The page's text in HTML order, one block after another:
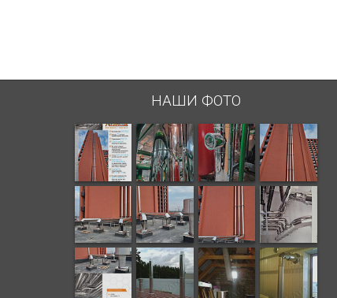
НАШИ ФОТО